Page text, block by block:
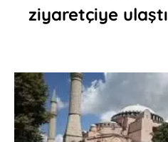
ziyaretçiye ulaştı